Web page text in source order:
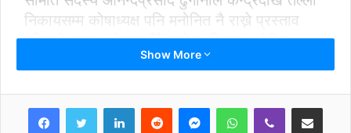
निकायसम्म कोषाध्यक्ष पनि मनोनित नै राख्ने प्रस्ताव
गरिएको बताए। केन्द्रसँगै प्रदेश, जिल्ला, संघीय
निर्वाचन क्षेत्र, प्रादेशिक निर्वाचन क्षेत्र र स्थानीय
हुने विधानमै उल्लेख छ। विधानको मस्यौदामा स्थायी
Show More
LinkedInReddit MessengerWhatsAppViber Share via Email